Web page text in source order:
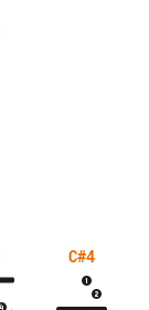
C#4